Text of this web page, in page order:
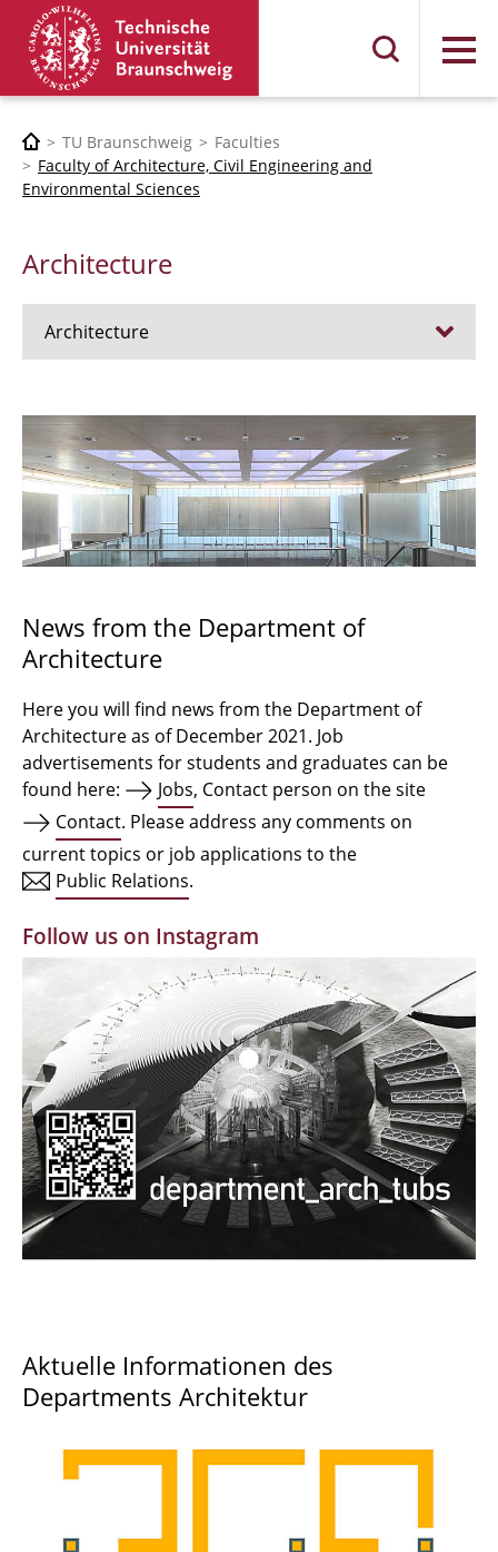
Menu
TU Braunschweig
Faculties
Faculty of Architecture, Civil Engineering and
Environmental Sciences
Architecture
Architecture
Admission procedure 2024
Bachelor Architecture
Bachelor Architecture+
Qualification profile
Semester Programme
Internationales
Facilities
Alumni | cloud club
Documents and Downloads
News from the Department of
Architecture
Here you will find news from the Department of
Architecture as of December 2021. Job
advertisements for students and graduates can be
found here:
Jobs, Contact person on the site
Contact. Please address any comments on
current topics or job applications to the
Public Relations.
Follow us on Instagram
Aktuelle Informationen des
Departments Architektur